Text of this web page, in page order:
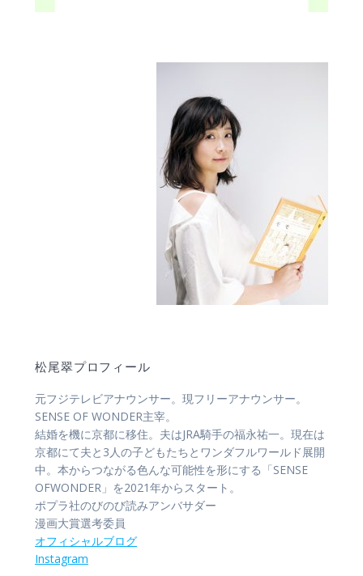
松尾翠プロフィール
元フジテレビアナウンサー。現フリーアナウンサー。
SENSE OF WONDER主宰。
結婚を機に京都に移住。夫はJRA騎手の福永祐一。現在は
京都にて夫と3人の子どもたちとワンダフルワールド展開
中。本からつながる色んな可能性を形にする「SENSE
OFWONDER」を2021年からスタート。
ポプラ社のびのび読みアンバサダー
漫画大賞選考委員
オフィシャルブログ
Instagram